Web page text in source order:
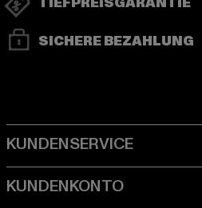
SICHERE BEZAHLUNG